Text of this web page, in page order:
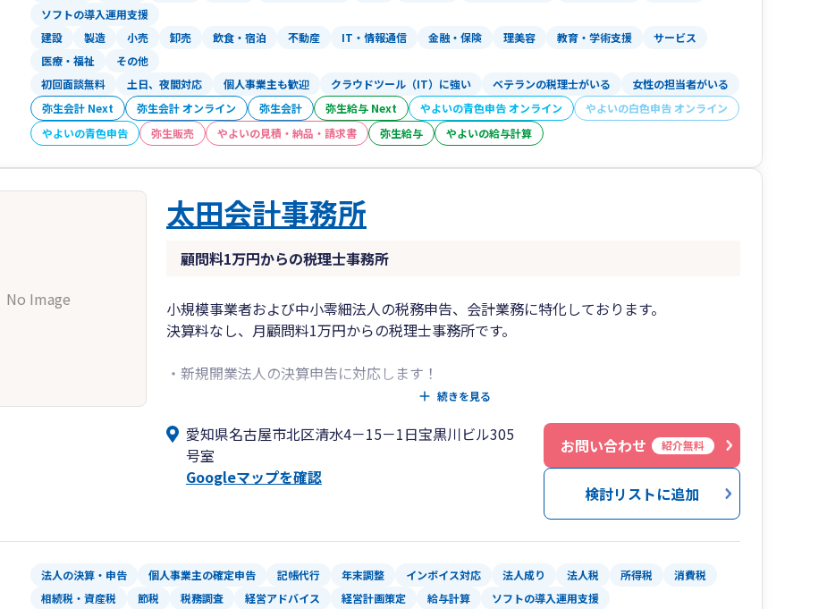
に。士業のネットワークを生かして、適切な士業の先生をご紹介します
①もちろん税務調査は納税者の味方。主張はしっかりと行います
②正しい経理のための冊子を配布。重箱の隅はつつかせません
③書面添付制度を利用して、税務調査の確率自体を減らします
ソフトの導入運用支援
建設 製造 小売 卸売 飲食・宿泊 不動産 IT・情報通信 金融・保険 理美容 教育・学術支援
サービス
医療・福祉
その他
初回面談無料 土日、夜間対応 個人事業主も歓迎 クラウドツール（IT）に強い ベテランの税理士がいる 女性の担当者がいる
弥生会計 Next 弥生会計 オンライン 弥生会計 弥生給与 Next やよいの青色申告 オンライン
やよいの白色申告 オンライン
やよいの青色申告
弥生販売 やよいの見積・納品・請求書 弥生給与 やよいの給与計算
No Image
太田会計事務所
顧問料1万円からの税理士事務所
小規模事業者および中小零細法人の税務申告、会計業務に特化しております。
決算料なし、月顧問料1万円からの税理士事務所です。
・新規開業法人の決算申告に対応します！
・経理のことがサッパリわからない社長 歓迎！
・法人の節税対策に対応
・銀行対応・資金繰りなどの相談にも対応します。
続きを見る
愛知県名古屋市北区清水4－15－1日宝黒川ビル305
号室
Googleマップを確認
お問い合わせ 紹介無料
検討リストに追加
法人の決算・申告 個人事業主の確定申告 記帳代行 年末調整 インボイス対応 法人成り 法人税 所得税
消費税
相続税・資産税
節税 税務調査 経営アドバイス 経営計画策定 給与計算 ソフトの導入運用支援